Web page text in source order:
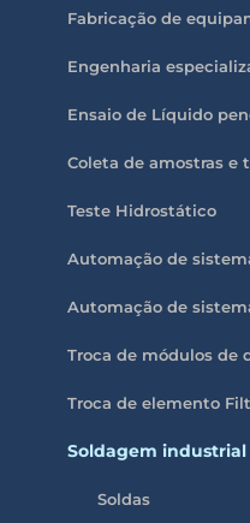
Fabricação de
Engenharia
Ensaio de Líquido
Coleta de amostras e
Teste Hidrostático
Automação de
Automação de
Troca de módulos de
Troca de elemento
Soldagem industrial
Soldas